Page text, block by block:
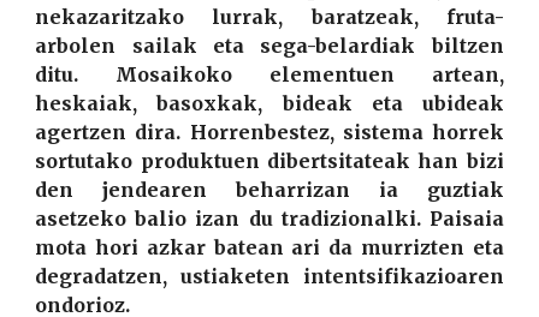
nekazaritzako lurrak, baratzeak, fruta-
arbolen sailak eta sega-belardiak biltzen
ditu. Mosaikoko elementuen artean,
heskaiak, basoxkak, bideak eta ubideak
agertzen dira. Horrenbestez, sistema horrek
sortutako produktuen dibertsitateak han bizi
den jendearen beharrizan ia guztiak
asetzeko balio izan du tradizionalki. Paisaia
mota hori azkar batean ari da murrizten eta
degradatzen, ustiaketen intentsifikazioaren
ondorioz.